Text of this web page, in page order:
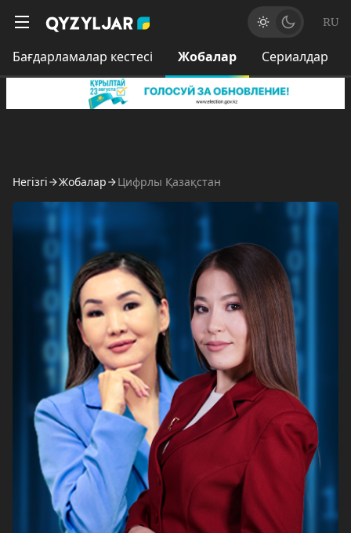
RU
Бағдарламалар кестесі Жобалар Сериалдар
Негізгі Жобалар Цифрлы Қазақстан